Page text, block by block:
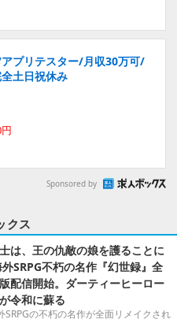
プリテスター/月収30万可/
土日祝休み
Sponsored by
クス
は、王の仇敵の娘を護ることに
SRPG不朽の名作『幻世録』全
配信開始。ダーティーヒーロー
令和に蘇る
の不朽の名作が全面リメイクされ